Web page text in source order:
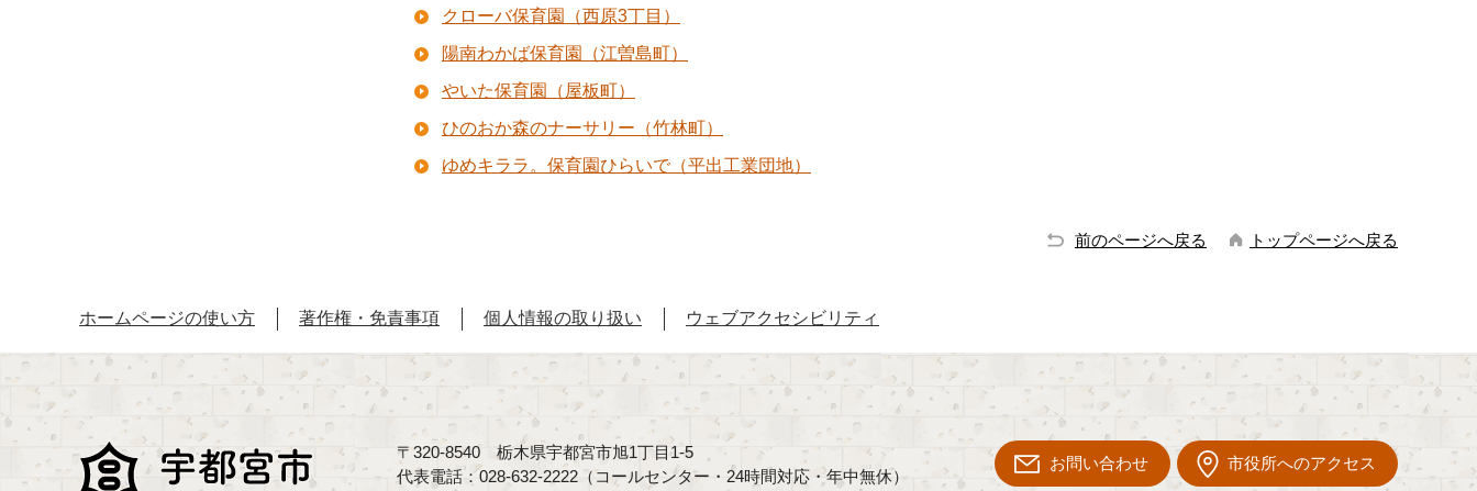
クローバ保育園（西原3丁目）
陽南わかば保育園（江曽島町）
やいた保育園（屋板町）
ひのおか森のナーサリー（竹林町）
ゆめキララ。保育園ひらいで（平出工業団地）
前のページへ戻る トップページへ戻る
ホームページの使い方 著作権・免責事項 個人情報の取り扱い ウェブアクセシビリティ
〒320-8540 栃木県宇都宮市旭1丁目1-5
代表電話：028-632-2222（コールセンター・24時間対応・年中無休）
お問い合わせ 市役所へのアクセス